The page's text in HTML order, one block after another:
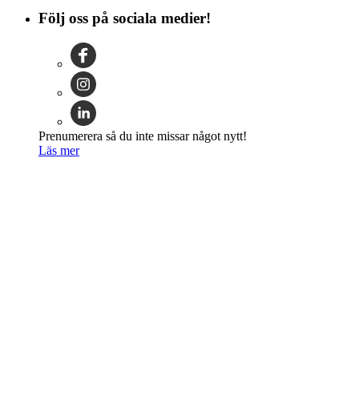
Följ oss på sociala medier!
Prenumerera så du inte missar något nytt!
Läs mer